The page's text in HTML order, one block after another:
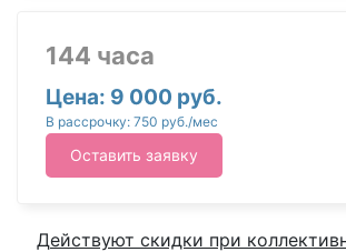
144 часа
Цена: 9 000 руб.
В рассрочку: 750 руб./мес
Оставить заявку
Действуют скидки при